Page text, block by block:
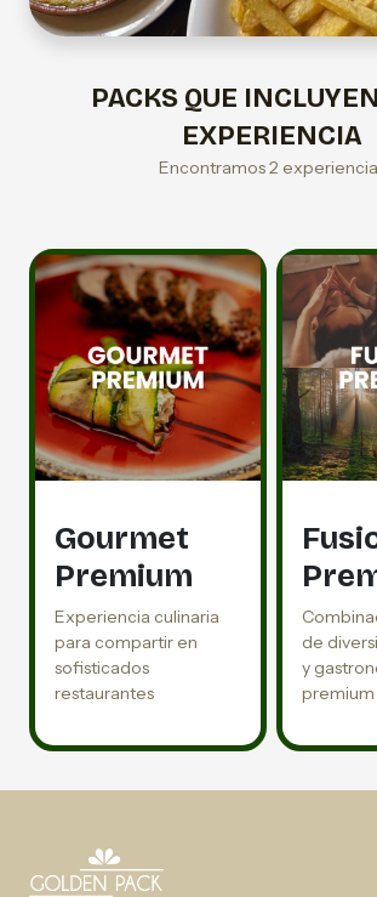
PACKS QUE
EXPERIENCIA
Encontramos 2
Gourmet
Premium
Experiencia culinaria
para compartir en
sofisticados
restaurantes
de
y
premium